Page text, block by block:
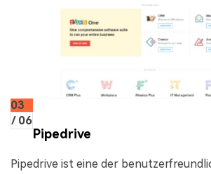
03
/ 06
Pipedrive
Pipedrive ist eine der